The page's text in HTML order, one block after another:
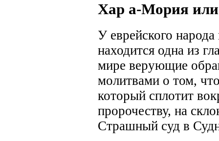
Хар а-Мория
У еврейского
находится одна из
мире верующие
молитвами о том,
который сплотит
пророчеству, на
Страшный суд в